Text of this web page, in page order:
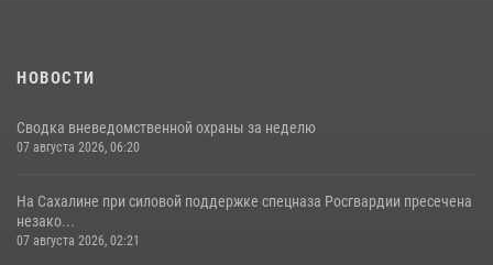
НОВОСТИ
Сводка вневедомственной охраны за неделю
07 августа 2026, 06:20
На Сахалине при силовой поддержке спецназа Росгвардии пресечена
незако...
07 августа 2026, 02:21